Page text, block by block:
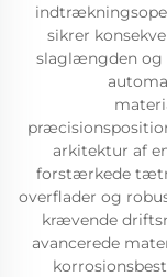
sikrer
slaglængden og
arkitektur af
forstærkede
overflader og
krævende
avancerede